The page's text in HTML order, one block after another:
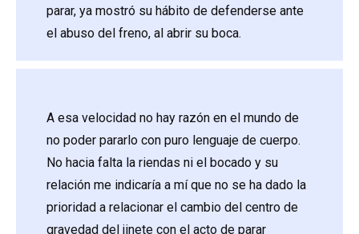
parar, ya mostró su hábito de defenderse ante
el abuso del freno, al abrir su boca.
A esa velocidad no hay razón en el mundo de
no poder pararlo con puro lenguaje de cuerpo.
No hacia falta la riendas ni el bocado y su
relación me indicaría a mí que no se ha dado la
prioridad a relacionar el cambio del centro de
gravedad del jinete con el acto de parar